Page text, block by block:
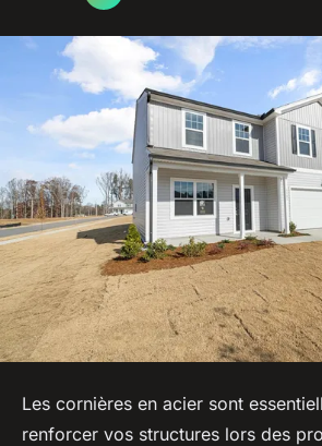
Les cornières en acier sont
renforcer vos structures lors des